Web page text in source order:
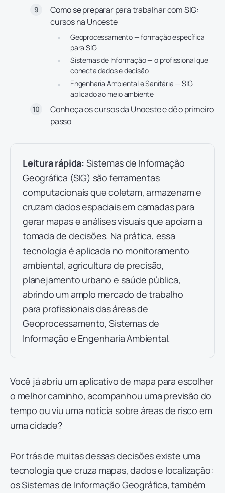
Como se preparar para trabalhar com SIG:
cursos na Unoeste
Geoprocessamento — formação específica
para SIG
Sistemas de Informação — o profissional que
conecta dados e decisão
Engenharia Ambiental e Sanitária — SIG
aplicado ao meio ambiente
Conheça os cursos da Unoeste e dê o primeiro
passo
Leitura rápida: Sistemas de Informação
Geográfica (SIG) são ferramentas
computacionais que coletam, armazenam e
cruzam dados espaciais em camadas para
gerar mapas e análises visuais que apoiam a
tomada de decisões. Na prática, essa
tecnologia é aplicada no monitoramento
ambiental, agricultura de precisão,
planejamento urbano e saúde pública,
abrindo um amplo mercado de trabalho
para profissionais das áreas de
Geoprocessamento, Sistemas de
Informação e Engenharia Ambiental.
Você já abriu um aplicativo de mapa para escolher
o melhor caminho, acompanhou uma previsão do
tempo ou viu uma notícia sobre áreas de risco em
uma cidade?
Por trás de muitas dessas decisões existe uma
tecnologia que cruza mapas, dados e localização:
os Sistemas de Informação Geográfica, também